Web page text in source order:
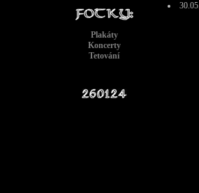
Plakáty
Koncerty
Tetování